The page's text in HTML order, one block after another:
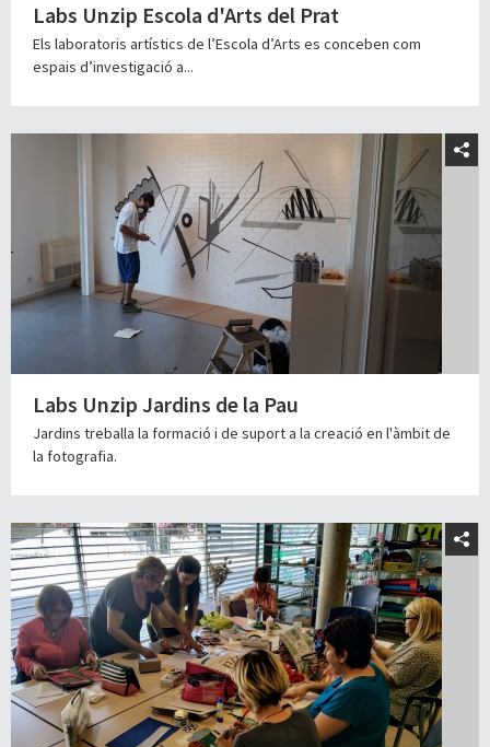
Labs Unzip Escola d'Arts del Prat
Els laboratoris artístics de l’Escola d’Arts es conceben com
espais d’investigació a...
Labs Unzip Jardins de la Pau
Jardins treballa la formació i de suport a la creació en l'àmbit de
la fotografia.